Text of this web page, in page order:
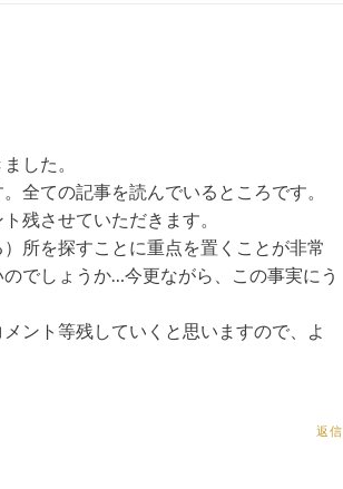
した。
全ての記事を読んでいるところです。
残させていただきます。
所を探すことに重点を置くことが非常
でしょうか…今更ながら、この事実にう
ント等残していくと思いますので、よ
返信